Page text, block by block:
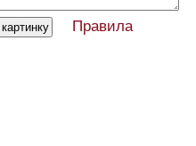
Правила